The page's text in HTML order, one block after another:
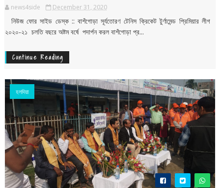
news4side December 31, 2020
নিউজ ফোর সাইড ডেস্ক :: বাশঁগোড়া সূর্যতোরণ টেনিস ক্রিকেট টুর্ণামেন্ড প্রিমিয়ার লীগ
২০২০-২১ চলতি বছরে অষ্টম বর্ষে পদার্পন করল বাশঁগোড়া প্র...
Continue Reading
হলদিয়া